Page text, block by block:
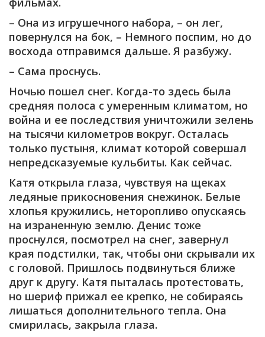
– Она из игрушечного набора, – он лег,
повернулся на бок, – Немного поспим, но до
восхода отправимся дальше. Я разбужу.
– Сама проснусь.
Ночью пошел снег. Когда-то здесь была
средняя полоса с умеренным климатом, но
война и ее последствия уничтожили зелень
на тысячи километров вокруг. Осталась
только пустыня, климат которой совершал
непредсказуемые кульбиты. Как сейчас.
Катя открыла глаза, чувствуя на щеках
ледяные прикосновения снежинок. Белые
хлопья кружились, неторопливо опускаясь
на израненную землю. Денис тоже
проснулся, посмотрел на снег, завернул
края подстилки, так, чтобы они скрывали их
с головой. Пришлось подвинуться ближе
друг к другу. Катя пыталась протестовать,
но шериф прижал ее крепко, не собираясь
лишаться дополнительного тепла. Она
смирилась, закрыла глаза.